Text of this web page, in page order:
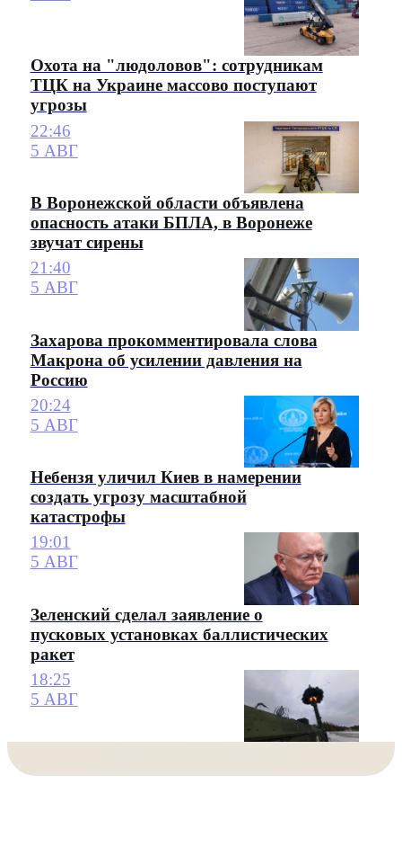
Охота на "людоловов": сотрудникам
ТЦК на Украине массово поступают
угрозы
22:46
5 АВГ
В Воронежской области объявлена
опасность атаки БПЛА, в Воронеже
звучат сирены
21:40
5 АВГ
Захарова прокомментировала слова
Макрона об усилении давления на
Россию
20:24
5 АВГ
Небензя уличил Киев в намерении
создать угрозу масштабной
катастрофы
19:01
5 АВГ
Зеленский сделал заявление о
пусковых установках баллистических
ракет
18:25
5 АВГ